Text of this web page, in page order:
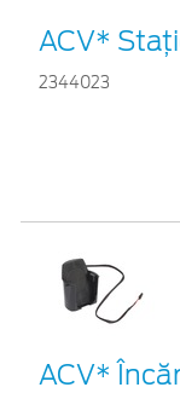
ACV*
2344023
ACV*